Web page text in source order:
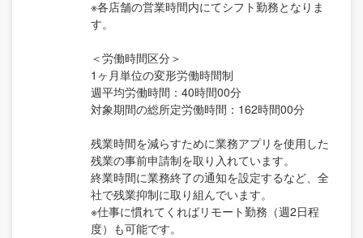
※各店舗の営業時間内にてシフト勤務となりま
す。
＜労働時間区分＞
1ヶ月単位の変形労働時間制
週平均労働時間：40時間00分
対象期間の総所定労働時間：162時間00分
残業時間を減らすために業務アプリを使用した
残業の事前申請制を取り入れています。
終業時間に業務終了の通知を設定するなど、全
社で残業抑制に取り組んでいます。
※仕事に慣れてくればリモート勤務（週2日程
度）も可能です。